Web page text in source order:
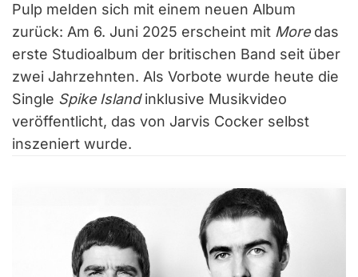
Pulp melden sich mit einem neuen Album
zurück: Am 6. Juni 2025 erscheint mit Moredas
erste Studioalbum der britischen Band seit über
zwei Jahrzehnten. Als Vorbote wurde heute die
Single Spike Islandinklusive Musikvideo
veröffentlicht, das von Jarvis Cocker selbst
inszeniert wurde.